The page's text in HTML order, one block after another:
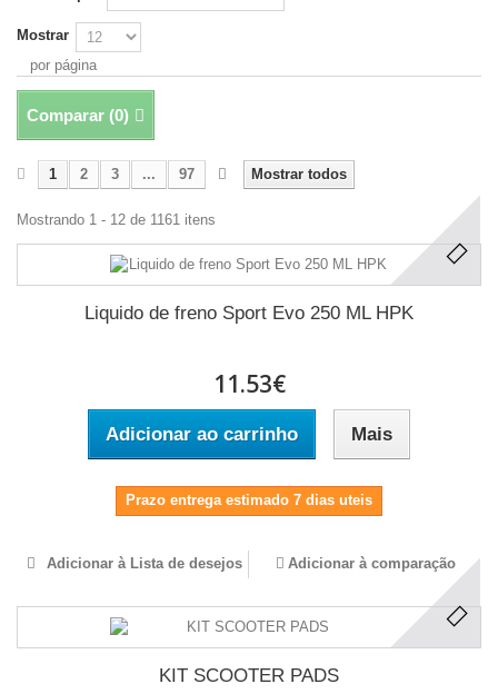
Mostrar
por página
Comparar (0)
Mostrar todos
1 2 3 ... 97
Mostrando 1 - 12 de 1161 itens
Liquido de freno Sport Evo 250 ML HPK
11.53€
Adicionar ao carrinho Mais
Prazo entrega estimado 7 dias uteis
Adicionar à Lista de desejos Adicionar à comparação
KIT SCOOTER PADS